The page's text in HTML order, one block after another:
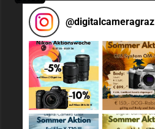
@digitalcameragraz